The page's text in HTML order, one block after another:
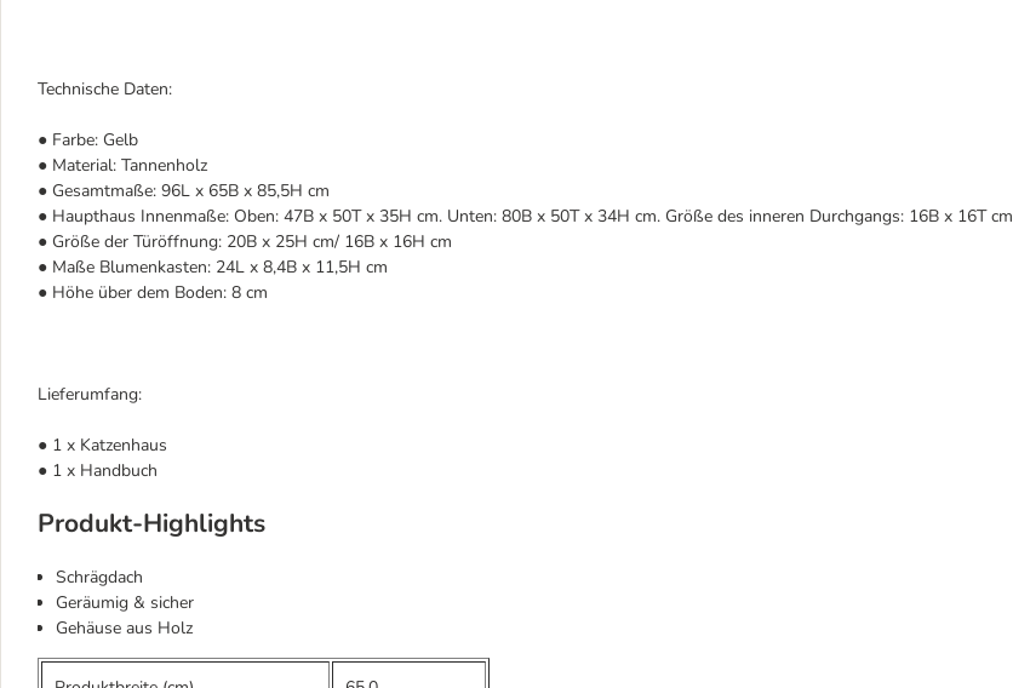
Technische Daten:
● Farbe: Gelb
● Material: Tannenholz
● Gesamtmaße: 96L x 65B x 85,5H cm
● Haupthaus Innenmaße: Oben: 47B x 50T x 35H cm. Unten: 80B x 50T x 34H cm. Größe des inneren Durchgangs: 16B x 16T cm
● Größe der Türöffnung: 20B x 25H cm/ 16B x 16H cm
● Maße Blumenkasten: 24L x 8,4B x 11,5H cm
● Höhe über dem Boden: 8 cm
Lieferumfang:
● 1 x Katzenhaus
● 1 x Handbuch
Produkt-Highlights
Schrägdach
Geräumig & sicher
Gehäuse aus Holz